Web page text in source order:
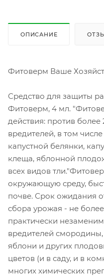
ОПИСАНИЕ
Фитоверм Ваше
Средство для защиты
Фитоверм, 4 мл.
действия: против
вредителей, в том
капустной белянки,
клеща, яблонной
всех видов
окружающую среду,
почве. Срок ожидания
сбора урожая - не
практически
вредителей
яблони и других
цветов (и в саду, и в
многих химических